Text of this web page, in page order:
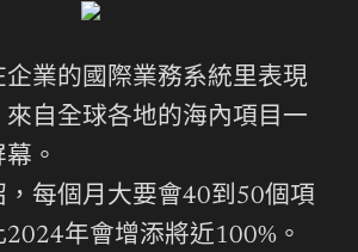
業的國際業務系統里表現
自全球各地的海內項目一
。
個月大要會40到50個項
年會增添將近100%。